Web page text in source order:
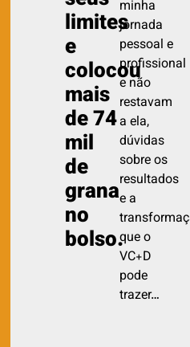
limites
e
colocou
mais
de 74
mil
de
grana
no
bolso.
minha
jornada
pessoal e
profissional
e não
restavam
a ela,
dúvidas
sobre os
resultados
e a
que o
VC+D
pode
trazer…